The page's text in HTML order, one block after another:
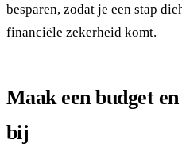
besparen, zodat je een stap
financiële zekerheid komt.
Maak een budget
bij